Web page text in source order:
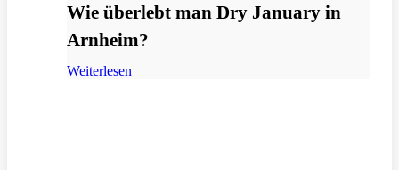
Wie überlebt man Dry January in
Arnheim?
Weiterlesen